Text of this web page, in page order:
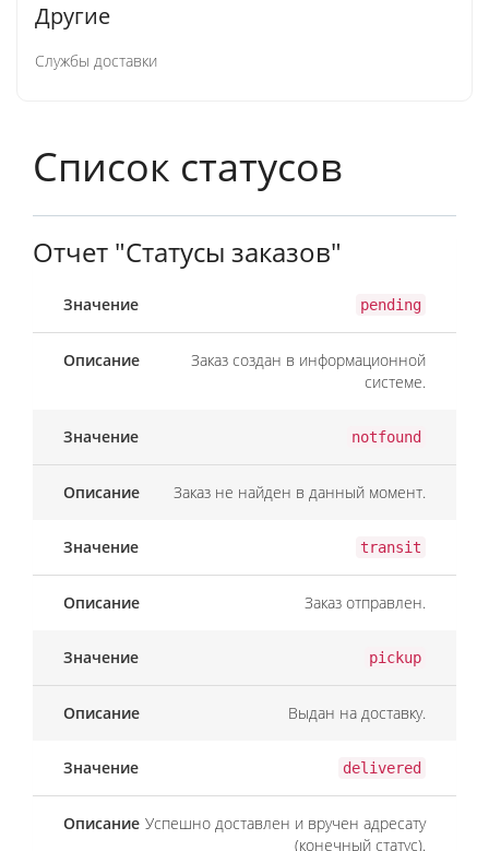
Другие
Службы доставки
Список статусов
Отчет "Статусы заказов"
pending
Заказ создан в информационной
системе.
notfound
Заказ не найден в данный момент.
transit
Заказ отправлен.
pickup
Выдан на доставку.
delivered
Успешно доставлен и вручен адресату
(конечный статус).